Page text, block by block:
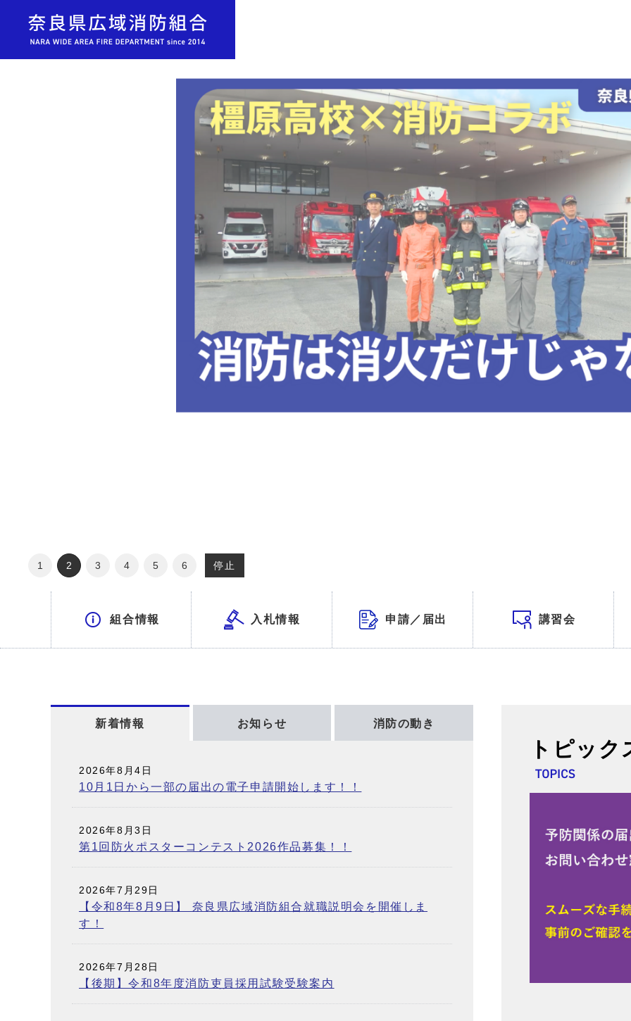
1 2 3 4 5 6 停止
組合情報 入札情報 申請／届出 講習会
新着情報 お知らせ 消防の動き
2026年8月4日
10月1日から一部の届出の電子申請開始します！！
2026年8月3日
第1回防火ポスターコンテスト2026作品募集！！
2026年7月29日
【令和8年8月9日】 奈良県広域消防組合就職説明会を開催しま
す！
2026年7月28日
【後期】令和8年度消防吏員採用試験受験案内
トピック